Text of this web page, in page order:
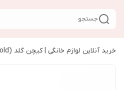
جستجو
خرید آنلاین لوازم خانگی | کیچن گلد (Kitchen Gold)